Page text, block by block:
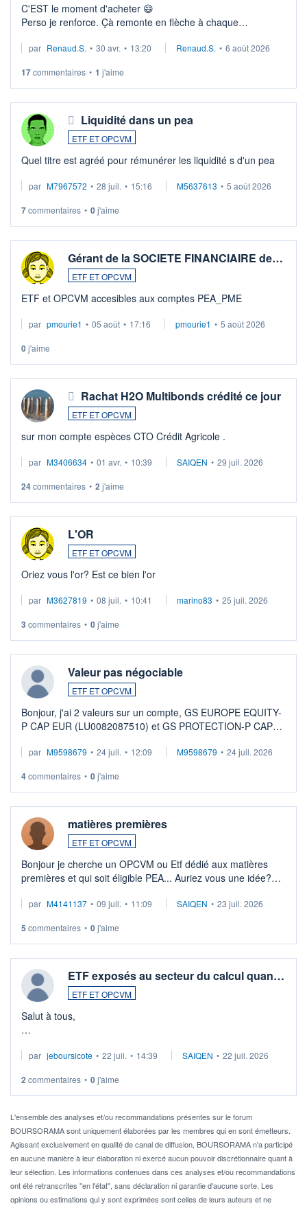
C'EST le moment d'acheter 😄​
Perso je renforce. Çà remonte en flèche à chaque
Investissement long terme tip top pour sa retraite.
par Renaud.S. • 30 avr. • 13:20 Renaud.S. • 6 août 2026
17commentaires • 1 j'aime
Liquidité dans un pea
ETF ET OPCVM
Quel titre est agréé pour rémunérer les liquidité s d'un pea
par M7967572 • 28 juil. • 15:16 M5637613 • 5 août 2026
7commentaires • 0j'aime
Gérant de la SOCIETE FINANCIAIRE de…
ETF ET OPCVM
ETF et OPCVM accesibles aux comptes PEA_PME
par pmourie1 • 05 août • 17:16 pmourie1 • 5 août 2026
0j'aime
Rachat H2O Multibonds crédité ce jour
ETF ET OPCVM
sur mon compte espèces CTO Crédit Agricole .
par M3406634 • 01 avr. • 10:39 SAIQEN • 29 juil. 2026
24commentaires • 2 j'aime
L'OR
ETF ET OPCVM
Oriez vous l'or? Est ce bien l'or
par M3627819 • 08 juil. • 10:41 marino83 • 25 juil. 2026
3 commentaires • 0j'aime
Valeur pas négociable
ETF ET OPCVM
Bonjour, j'ai 2 valeurs sur un compte, GS EUROPE EQUITY-
P CAP EUR (LU0082087510) et GS PROTECTION-P CAP
veux procéder à la vente, on me signale ...
par M9598679 • 24 juil. • 12:09 M9598679 • 24 juil. 2026
4commentaires • 0j'aime
matières premières
ETF ET OPCVM
Bonjour je cherche un OPCVM ou Etf dédié aux matières
premières et qui soit éligible PEA... Auriez vous une idée?
par M4141137 • 09 juil. • 11:09 SAIQEN • 23 juil. 2026
5 commentaires • 0j'aime
ETF exposés au secteur du calcul quan…
ETF ET OPCVM
Salut à tous,
via un ETF plutôt que des actions individuelles.
Idéalement, je voudrais qu'il soit éligible au PEA.
Pour l' ...
par jeboursicote • 22 juil. • 14:39 SAIQEN • 22 juil. 2026
2 commentaires • 0j'aime
L'ensemble des analyses et/ou recommandations présentes sur le forum
BOURSORAMA sont uniquement élaborées par les membres qui en sont émetteurs.
Agissant exclusivement en qualité de canal de diffusion, BOURSORAMA n'a participé
en aucune manière à leur élaboration ni exercé aucun pouvoir discrétionnaire quant à
leur sélection. Les informations contenues dans ces analyses et/ou recommandations
ont été retranscrites "en l'état", sans déclaration ni garantie d'aucune sorte. Les
opinions ou estimations qui y sont exprimées sont celles de leurs auteurs et ne